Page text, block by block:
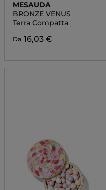
MESAUDA
BRONZE VENUS
Terra Compatta
Da 16,03 €